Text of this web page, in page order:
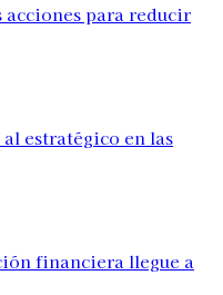
acciones para reducir
estratégico en las
financiera llegue a